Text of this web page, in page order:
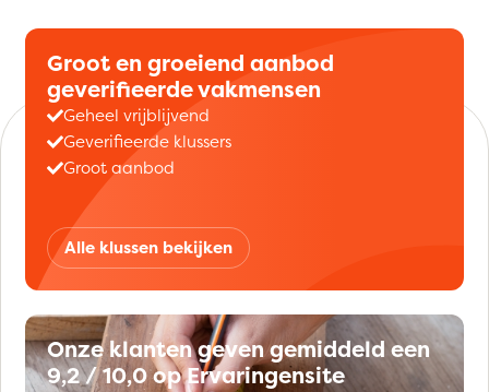
Groot en groeiend aanbod
geverifieerde vakmensen
Geheel vrijblijvend
Geverifieerde klussers
Groot aanbod
Alle klussen bekijken
Onze klanten geven gemiddeld een
9,2 / 10,0 op Ervaringensite